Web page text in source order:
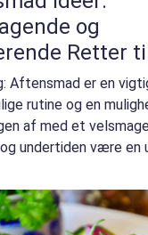
og
Retter til
Aftensmad er en
rutine og en
af med et
undertiden være en
middagsretter. I